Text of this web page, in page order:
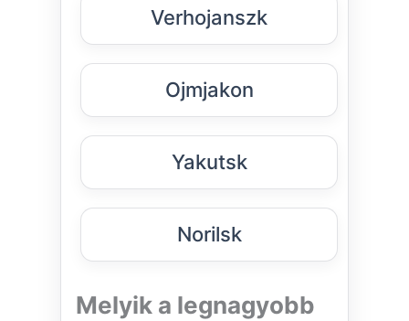
Verhojanszk
Ojmjakon
Yakutsk
Norilsk
Melyik a legnagyobb